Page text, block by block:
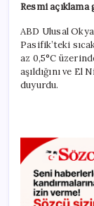
Resmi açıklama
ABD Ulusal
Pasifik’teki
az 0,5°C
aşıldığını ve
duyurdu.